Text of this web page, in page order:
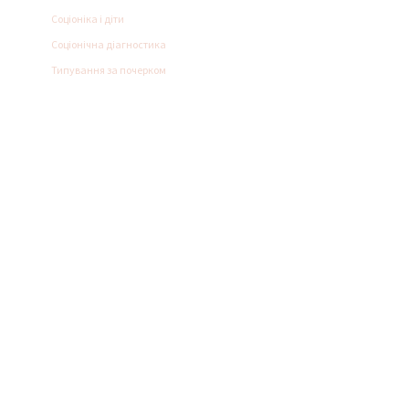
Соціоніка і діти
Соціонічна діагностика
Типування за почерком